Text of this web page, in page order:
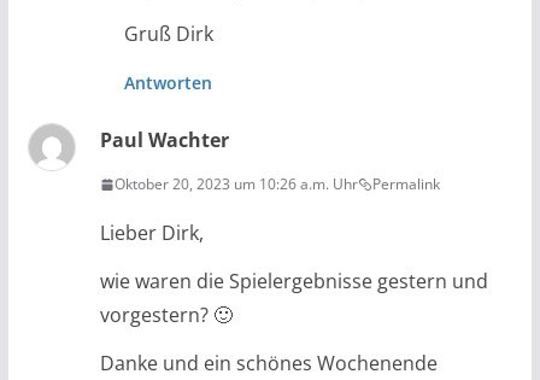
Gruß Dirk
Antworten
Paul Wachter
Oktober 20, 2023 um 10:26 a.m. Uhr Permalink
Lieber Dirk,
wie waren die Spielergebnisse gestern und
vorgestern? 🙂
Danke und ein schönes Wochenende